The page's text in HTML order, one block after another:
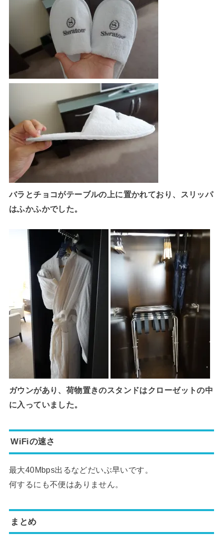
バラとチョコがテーブルの上に置かれており、スリッパ
はふかふかでした。
ガウンがあり、荷物置きのスタンドはクローゼットの中
に入っていました。
WiFiの速さ
最大40Mbps出るなどだいぶ早いです。
何するにも不便はありません。
まとめ